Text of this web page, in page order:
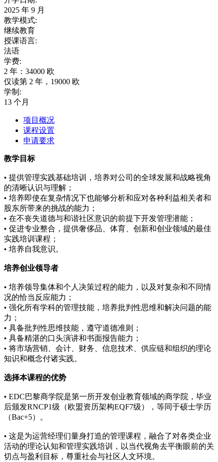
2025 年 9 月
教学模式:
继续教育
授课语言:
法语
学费:
2 年：34000 欧
仅读第 2 年，19000 欧
学制:
13 个月
项目概况
课程设置
申请要求
教学目标
• 提供管理实践基础培训，培养对公司的全球发展和战略视角
的清晰认识与理解；
• 培养即使在复杂情况下也能够分析和应对各种利益相关者和
股东所带来的挑战的能力；
• 在不丧失道德与和谐社区意识的前提下开发管理潜能；
• 促进专业整合，提供奢侈品、体育、创新和创业领域的最佳
实践培训课程；
• 培养自我意识。
培养创业领导者
• 培养领导集体和个人决策过程的能力，以及对复杂和不同情
况的恰当反应能力；
• 强化所有学科的管理技能，培养批判性思维和解决问题的能
力；
• 具备批判性思维技能，遵守道德准则；
• 具备精湛的口头演讲和书面报告能力；
• 将市场营销、会计、财务、信息技术、供应链和组织的理论
知识和概念付诸实践。
选择本课程的优势
• EDC巴黎商学院是第一所开发创业教育领域的商学院，毕业
后颁发RNCP1级（欧盟资历架构EQF7级），等同于硕士学历
（Bac+5）。
• 这是为运营经理们量身打造的管理课程，融合了对各类企业
活动的理论认知和管理实践培训，以当代视角去平衡眼前的关
切点与盈利目标，尊重社会与社区人文环境。